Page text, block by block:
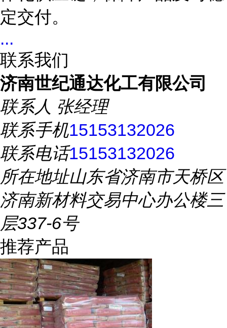
定交付。
...
联系我们
济南世纪通达化工有限公司
联系人 张经理
联系手机15153132026
联系电话15153132026
所在地址山东省济南市天桥区
济南新材料交易中心办公楼三
层337-6号
推荐产品